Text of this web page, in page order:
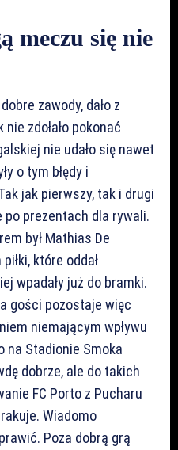
meczu się nie
zawody, dało z
zdołało pokonać
nie udało się nawet
o tym błędy i
jak pierwszy, tak i drugi
po prezentach dla rywali.
był Mathias De
które oddał
wpadały już do bramki.
gości pozostaje więc
niemającym wpływu
na Stadionie Smoka
dobrze, ale do takich
FC Porto z Pucharu
Wiadomo
Poza dobrą grą